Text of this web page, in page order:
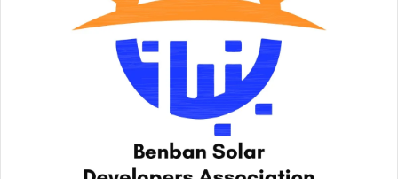
ووجه اللواء هشام آمنة بإزالة أي معوقات تواجه أعمال التنفيذ في
باقي المجازر المتبقية بالتنسيق مع الجهات والوزارات المعنية
وتكثيف الأعمال للانتهاء من المجازر فى التوقيتات الزمنية المحددة
وتطبيق كافة الاشتراطات الفنية والبيئية المطلوبة ، مثمناً الجهود
التي قامت بها الأجهزة التنفيذية بالمحافظات في المتابعة المستمرة
لأعمال التطوير وتذليل كافة المعوقات للاستفادة من الاستثمارات
التي تم إنفاقها على تطوير ورفع كفاءة المجازر، وكذلك إنشاء مجازر